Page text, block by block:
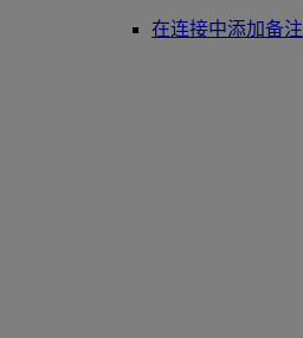
在连接中添加备注